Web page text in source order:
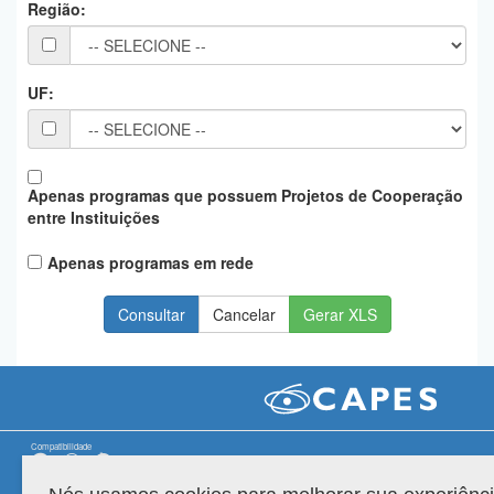
PlanaltoRegião:
UF:
Apenas programas que possuem Projetos de Cooperação
entre Instituições
Apenas programas em rede
Gerar XLS
Compatibilidade
Versão do sistema: 3.88.9 Copyright 2022 Capes. Todos os direitos reservados.